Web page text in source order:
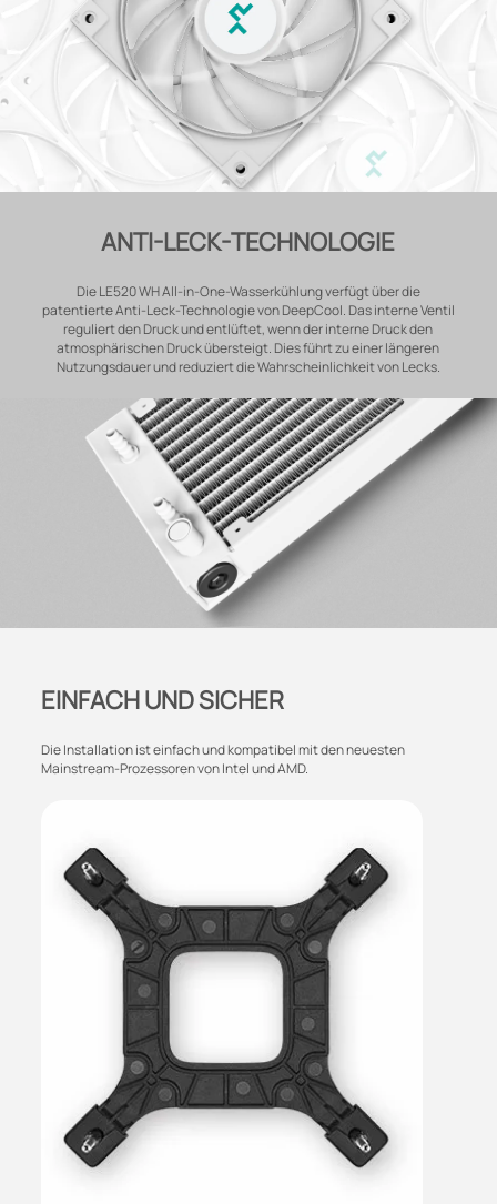
ANTI-LECK-TECHNOLOGIE
Die LE520 WH All-in-One-Wasserkühlung verfügt über die
patentierte Anti-Leck-Technologie von DeepCool. Das interne Ventil
reguliert den Druck und entlüftet, wenn der interne Druck den
atmosphärischen Druck übersteigt. Dies führt zu einer längeren
Nutzungsdauer und reduziert die Wahrscheinlichkeit von Lecks.
EINFACH UND SICHER
Die Installation ist einfach und kompatibel mit den neuesten
Mainstream-Prozessoren von Intel und AMD.